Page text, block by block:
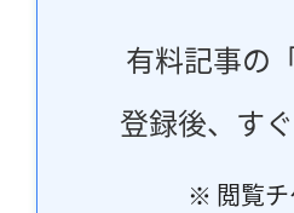
有料記事の
登録後、す
※ 閲覧チ